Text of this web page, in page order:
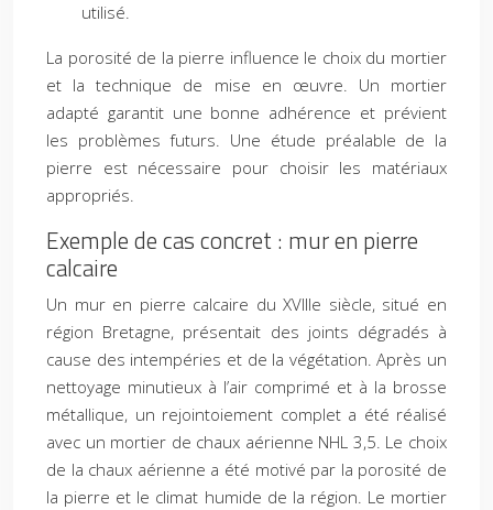
utilisé.
La porosité de la pierre influence le choix du mortier
et la technique de mise en œuvre. Un mortier
adapté garantit une bonne adhérence et prévient
les problèmes futurs. Une étude préalable de la
pierre est nécessaire pour choisir les matériaux
appropriés.
Exemple de cas concret : mur en pierre
calcaire
Un mur en pierre calcaire du XVIIIe siècle, situé en
région Bretagne, présentait des joints dégradés à
cause des intempéries et de la végétation. Après un
nettoyage minutieux à l’air comprimé et à la brosse
métallique, un rejointoiement complet a été réalisé
avec un mortier de chaux aérienne NHL 3,5. Le choix
de la chaux aérienne a été motivé par la porosité de
la pierre et le climat humide de la région. Le mortier